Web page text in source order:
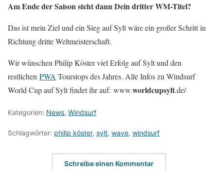
Am Ende der Saison steht dann Dein dritter WM-Titel?
Das ist mein Ziel und ein Sieg auf Sylt wäre ein großer Schritt in
Richtung dritte Weltmeisterschaft.
Wir wünschen Philip Köster viel Erfolg auf Sylt und den
restlichen PWATourstops des Jahres. Alle Infos zu Windsurf
World Cup auf Sylt findet ihr auf: www.worldcupsylt.de/
Kategorien: News, Windsurf
Schlagwörter: philip köster, sylt, wave, windsurf
Schreibe einen Kommentar